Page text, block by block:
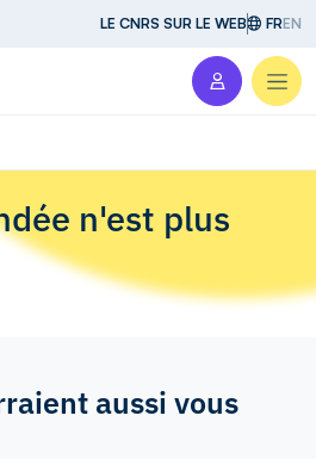
LE CNRS SUR LE WEB FREN
n'est plus
aussi vous